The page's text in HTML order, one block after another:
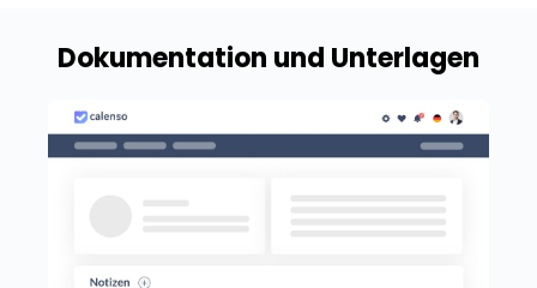
Dokumentation und Unterlagen